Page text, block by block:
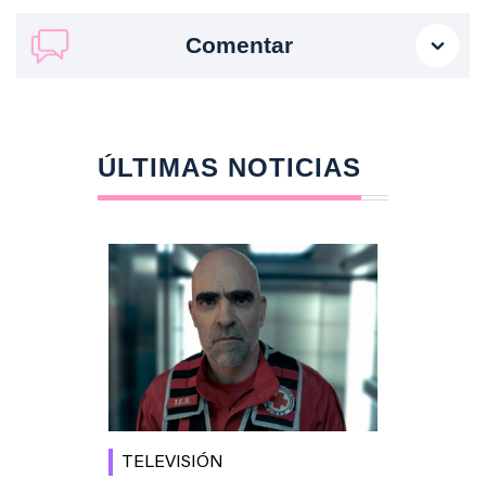
Comentar
ÚLTIMAS NOTICIAS
TELEVISIÓN